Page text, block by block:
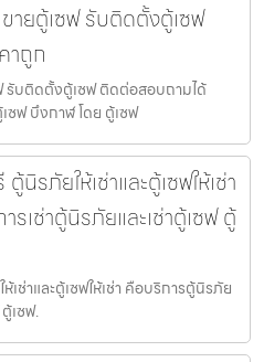
ายตู้เซฟ รับติดตั้งตู้เซฟ
าถูก
รับติดตั้งตู้เซฟ ติดต่อสอบถามได้
ซฟ บึงกาฬ โดย ตู้เซฟ
รภัยให้เช่าและตู้เซฟให้เช่า
เช่าตู้นิรภัยและเช่าตู้เซฟ ตู้
ช่าและตู้เซฟให้เช่า คือบริการตู้นิรภัย
เซฟ.